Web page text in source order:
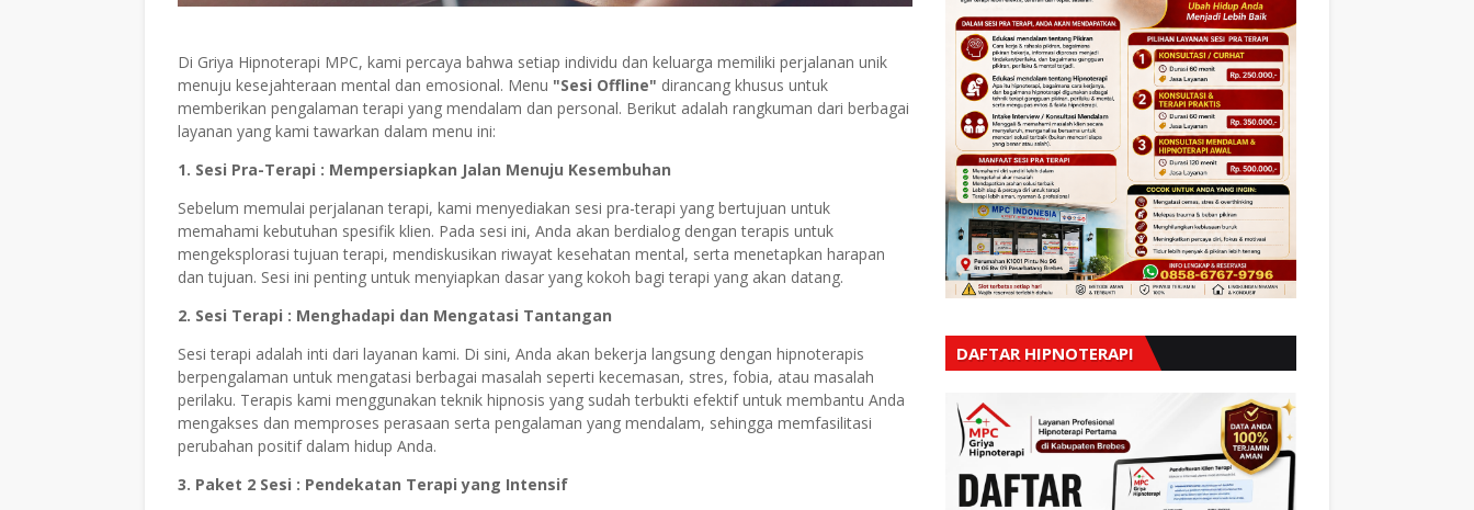
Di Griya Hipnoterapi MPC, kami percaya bahwa setiap individu dan keluarga memiliki perjalanan unik
menuju kesejahteraan mental dan emosional. Menu "Sesi Offline" dirancang khusus untuk
memberikan pengalaman terapi yang mendalam dan personal. Berikut adalah rangkuman dari berbagai
layanan yang kami tawarkan dalam menu ini:
1. Sesi Pra-Terapi : Mempersiapkan Jalan Menuju Kesembuhan
Sebelum memulai perjalanan terapi, kami menyediakan sesi pra-terapi yang bertujuan untuk
memahami kebutuhan spesifik klien. Pada sesi ini, Anda akan berdialog dengan terapis untuk
mengeksplorasi tujuan terapi, mendiskusikan riwayat kesehatan mental, serta menetapkan harapan
dan tujuan. Sesi ini penting untuk menyiapkan dasar yang kokoh bagi terapi yang akan datang.
2. Sesi Terapi : Menghadapi dan Mengatasi Tantangan
Sesi terapi adalah inti dari layanan kami. Di sini, Anda akan bekerja langsung dengan hipnoterapis
berpengalaman untuk mengatasi berbagai masalah seperti kecemasan, stres, fobia, atau masalah
perilaku. Terapis kami menggunakan teknik hipnosis yang sudah terbukti efektif untuk membantu Anda
mengakses dan memproses perasaan serta pengalaman yang mendalam, sehingga memfasilitasi
perubahan positif dalam hidup Anda.
3. Paket 2 Sesi : Pendekatan Terapi yang Intensif
DAFTAR HIPNOTERAPI